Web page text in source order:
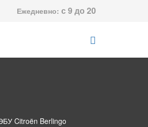
Ежедневно: с 9 до 20
Citroën Berlingo